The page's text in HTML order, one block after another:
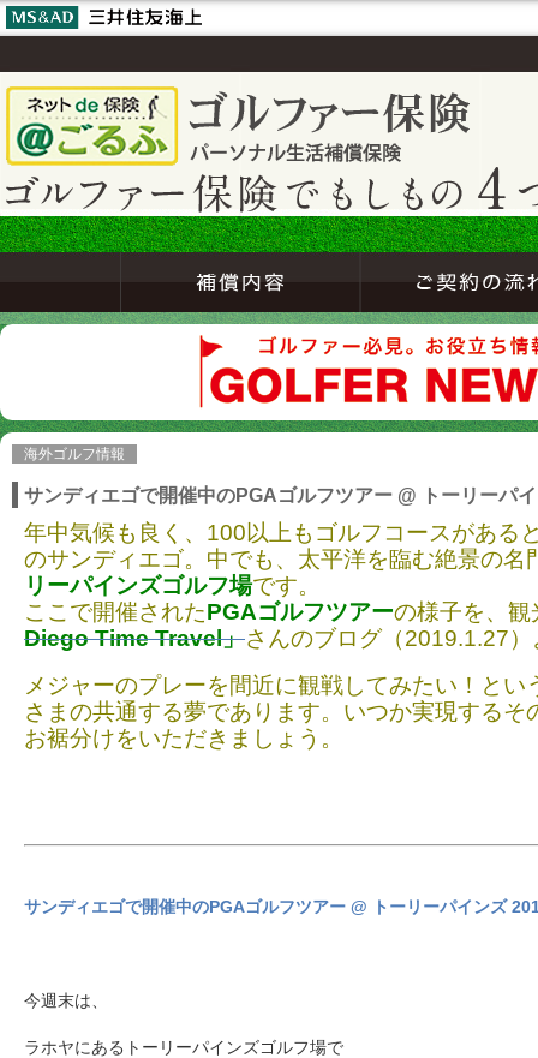
海外ゴルフ情報
サンディエゴで開催中のPGAゴルフツアー @ トーリーパ
年中気候も良く、100以上もゴルフコースがある
のサンディエゴ。中でも、太平洋を臨む絶景の名
リーパインズゴルフ場です。
ここで開催されたPGAゴルフツアーの様子を、
Diego Time Travel」さんのブログ（2019.1.27
メジャーのプレーを間近に観戦してみたい！と
さまの共通する夢であります。いつか実現するそ
お裾分けをいただきましょう。
サンディエゴで開催中のPGAゴルフツアー @ トーリーパインズ
今週末は、
ラホヤにあるトーリーパインズゴルフ場で